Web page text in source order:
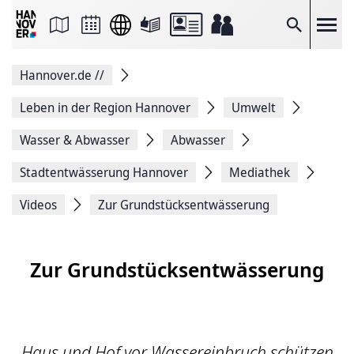
Suche
Seite
Facebook
teilen
Seitenlink
Seite
Hannover.de //
Leben in der Region Hannover
Umwelt
Wasser & Abwasser
Abwasser
Stadtentwässerung Hannover
Mediathek
Videos
Zur Grundstücksentwässerung
Zur Grundstücksentwässerung